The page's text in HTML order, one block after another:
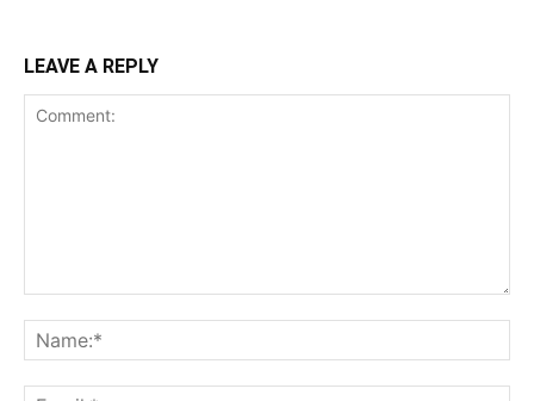
LEAVE A REPLY